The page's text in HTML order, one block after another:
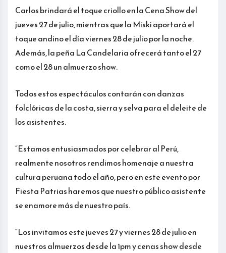
Carlos brindará el toque criollo en la Cena Show del
jueves 27 de julio, mientras que la Miski aportará el
toque andino el día viernes 28 de julio por la noche.
Además, la peña La Candelaria ofrecerá tanto el 27
como el 28 un almuerzo show.
Todos estos espectáculos contarán con danzas
folclóricas de la costa, sierra y selva para el deleite de
los asistentes.
“Estamos entusiasmados por celebrar al Perú,
realmente nosotros rendimos homenaje a nuestra
cultura peruana todo el año, pero en este evento por
Fiesta Patrias haremos que nuestro público asistente
se enamore más de nuestro país.
“Los invitamos este jueves 27 y viernes 28 de julio en
nuestros almuerzos desde la 1pm y cenas show desde